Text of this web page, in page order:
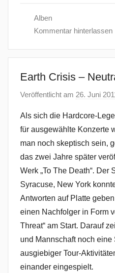
Alben
Kommentar hinterlassen
Earth Crisis –
Veröffentlicht am 26. Juni
Als sich die Hardcore-
für ausgewählte Konzerte
man noch skeptisch sein,
das zwei Jahre später
Werk „To The Death“. Der
Syracuse, New York
Antworten auf Platte
einen Nachfolger in Form
Threat“ am Start. Darauf
und Mannschaft noch
ausgiebiger Tour-
einander eingespielt.